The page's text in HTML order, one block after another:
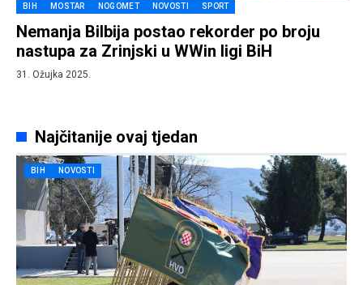
BIH MOSTAR NOGOMET NOVOSTI SPORT
Nemanja Bilbija postao rekorder po broju
nastupa za Zrinjski u WWin ligi BiH
31. Ožujka 2025.
Najčitanije ovaj tjedan
BIH NOVOSTI